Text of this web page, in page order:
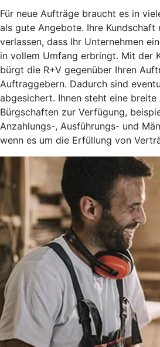
Für neue Aufträge braucht es in
als gute Angebote. Ihre
verlassen, dass Ihr Unternehmen
in vollem Umfang erbringt. Mit der
bürgt die R+V gegenüber Ihren
Auftraggebern. Dadurch sind
abgesichert. Ihnen steht eine breite
Bürgschaften zur Verfügung,
Anzahlungs-, Ausführungs- und
wenn es um die Erfüllung von